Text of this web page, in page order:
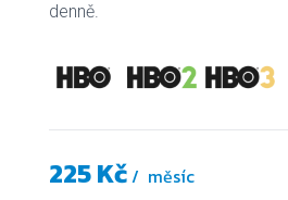
denně.
225 Kč/ měsíc